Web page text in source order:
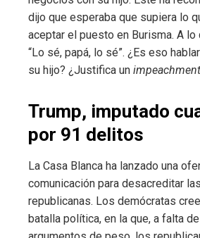
dijo que esperaba que supiera lo
aceptar el puesto en Burisma. A
“Lo sé, papá, lo sé”. ¿Es eso
su hijo? ¿Justifica un
Trump, imputado
por 91 delitos
La Casa Blanca ha lanzado una
comunicación para desacreditar
republicanas. Los demócratas
batalla política, en la que, a falta